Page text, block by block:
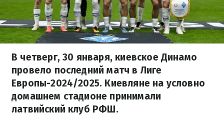
В четверг, 30 января, киевское Динамо
провело последний матч в Лиге
Европы-2024/2025. Киевляне на условно
домашнем стадионе принимали
латвийский клуб РФШ.